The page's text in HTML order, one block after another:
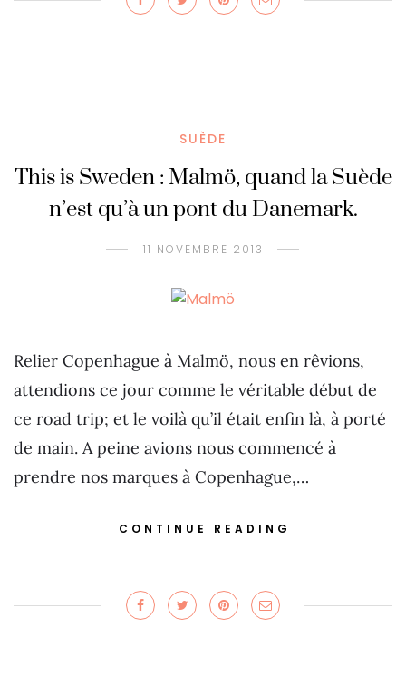
SUÈDE
This is Sweden : Malmö, quand la Suède
n’est qu’à un pont du Danemark.
11 NOVEMBRE 2013
Relier Copenhague à Malmö, nous en rêvions,
attendions ce jour comme le véritable début de
ce road trip; et le voilà qu’il était enfin là, à porté
de main. A peine avions nous commencé à
prendre nos marques à Copenhague,…
CONTINUE READING